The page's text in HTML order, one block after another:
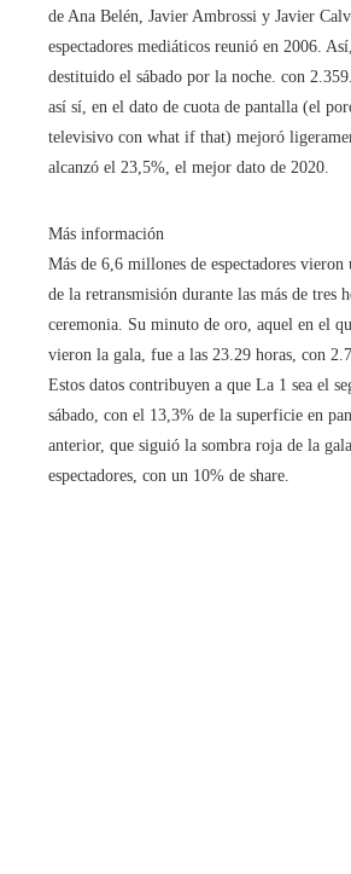
de Ana Belén, Javier Ambrossi y Javier
espectadores mediáticos reunió en 2006.
destituido el sábado por la noche. con
así sí, en el dato de cuota de pantalla (el
televisivo con what if that) mejoró
alcanzó el 23,5%, el mejor dato de 2020.
Más información
Más de 6,6 millones de espectadores
de la retransmisión durante las más de tres
ceremonia. Su minuto de oro, aquel en el
vieron la gala, fue a las 23.29 horas, con
Estos datos contribuyen a que La 1 sea el
sábado, con el 13,3% de la superficie en
anterior, que siguió la sombra roja de la
espectadores, con un 10% de share.